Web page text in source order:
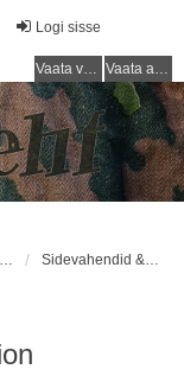
Logi sisse
Vaata vastamata teemasi Vaata aktiivseid teemasid
VARUSTUS (SAKSA SÕJAVÄGI) / EQUIPMENT (GERMAN ARMY) Sidevahendid & Elektroonika/Communication Equipment & Electronics